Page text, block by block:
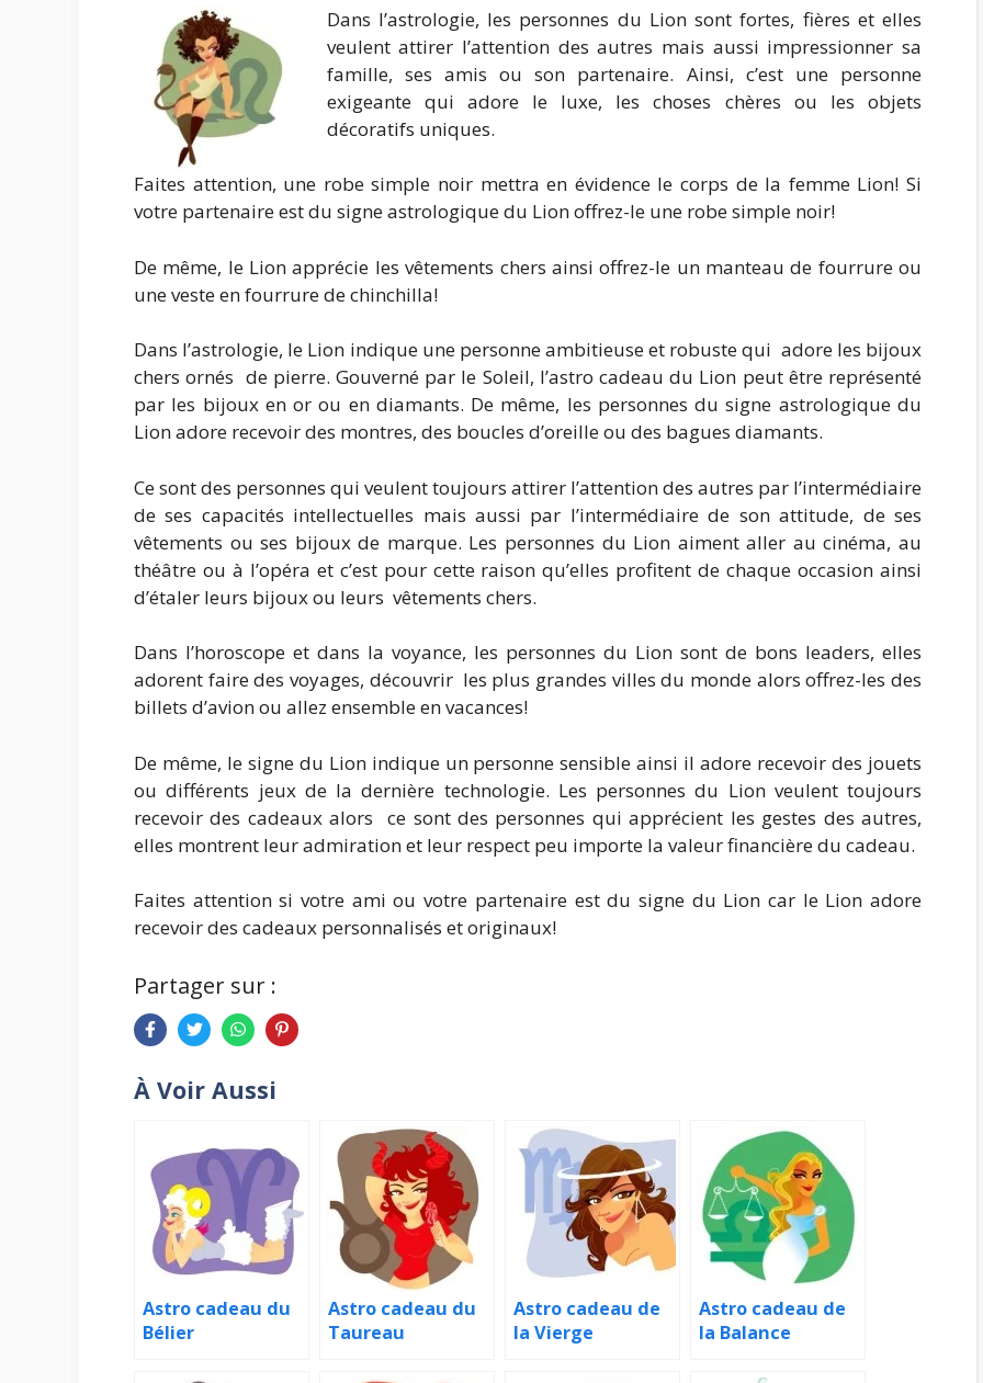
Dans l’astrologie, les personnes du Lion sont fortes, fières et elles
veulent attirer l’attention des autres mais aussi impressionner sa
famille, ses amis ou son partenaire. Ainsi, c’est une personne
exigeante qui adore le luxe, les choses chères ou les objets
décoratifs uniques.
Faites attention, une robe simple noir mettra en évidence le corps de la femme Lion! Si
votre partenaire est du signe astrologique du Lion offrez-le une robe simple noir!
De même, le Lion apprécie les vêtements chers ainsi offrez-le un manteau de fourrure ou
une veste en fourrure de chinchilla!
Dans l’astrologie, le Lion indique une personne ambitieuse et robuste qui adore les bijoux
chers ornés de pierre. Gouverné par le Soleil, l’astro cadeau du Lion peut être représenté
par les bijoux en or ou en diamants. De même, les personnes du signe astrologique du
Lion adore recevoir des montres, des boucles d’oreille ou des bagues diamants.
Ce sont des personnes qui veulent toujours attirer l’attention des autres par l’intermédiaire
de ses capacités intellectuelles mais aussi par l’intermédiaire de son attitude, de ses
vêtements ou ses bijoux de marque. Les personnes du Lion aiment aller au cinéma, au
théâtre ou à l’opéra et c’est pour cette raison qu’elles profitent de chaque occasion ainsi
d’étaler leurs bijoux ou leurs vêtements chers.
Dans l’horoscope et dans la voyance, les personnes du Lion sont de bons leaders, elles
adorent faire des voyages, découvrir les plus grandes villes du monde alors offrez-les des
billets d’avion ou allez ensemble en vacances!
De même, le signe du Lion indique un personne sensible ainsi il adore recevoir des jouets
ou différents jeux de la dernière technologie. Les personnes du Lion veulent toujours
recevoir des cadeaux alors ce sont des personnes qui apprécient les gestes des autres,
elles montrent leur admiration et leur respect peu importe la valeur financière du cadeau.
Faites attention si votre ami ou votre partenaire est du signe du Lion car le Lion adore
recevoir des cadeaux personnalisés et originaux!
Partager sur :
À Voir Aussi
Astro cadeau du
Bélier
Astro cadeau du
Taureau
Astro cadeau de
la Vierge
Astro cadeau de
la Balance